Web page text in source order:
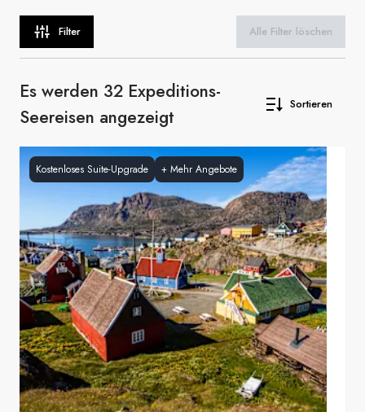
Filter Alle Filter löschen
Es werden 32 Expeditions-
Seereisen angezeigt
Sortieren
Kostenloses Suite-Upgrade + Mehr Angebote